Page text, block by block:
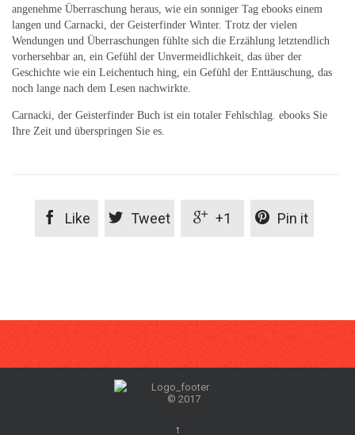
angenehme Überraschung heraus, wie ein sonniger Tag ebooks einem
langen und Carnacki, der Geisterfinder Winter. Trotz der vielen
Wendungen und Überraschungen fühlte sich die Erzählung letztendlich
vorhersehbar an, ein Gefühl der Unvermeidlichkeit, das über der
Geschichte wie ein Leichentuch hing, ein Gefühl der Enttäuschung, das
noch lange nach dem Lesen nachwirkte.
Carnacki, der Geisterfinder Buch ist ein totaler Fehlschlag. ebooks Sie
Ihre Zeit und überspringen Sie es.
 Like  Tweet  +1  Pin it
© 2017
↑